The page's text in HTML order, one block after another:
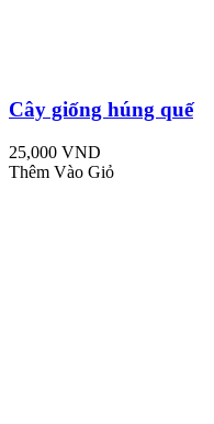
Cây giống húng quế
25,000 VND
Thêm Vào Giỏ